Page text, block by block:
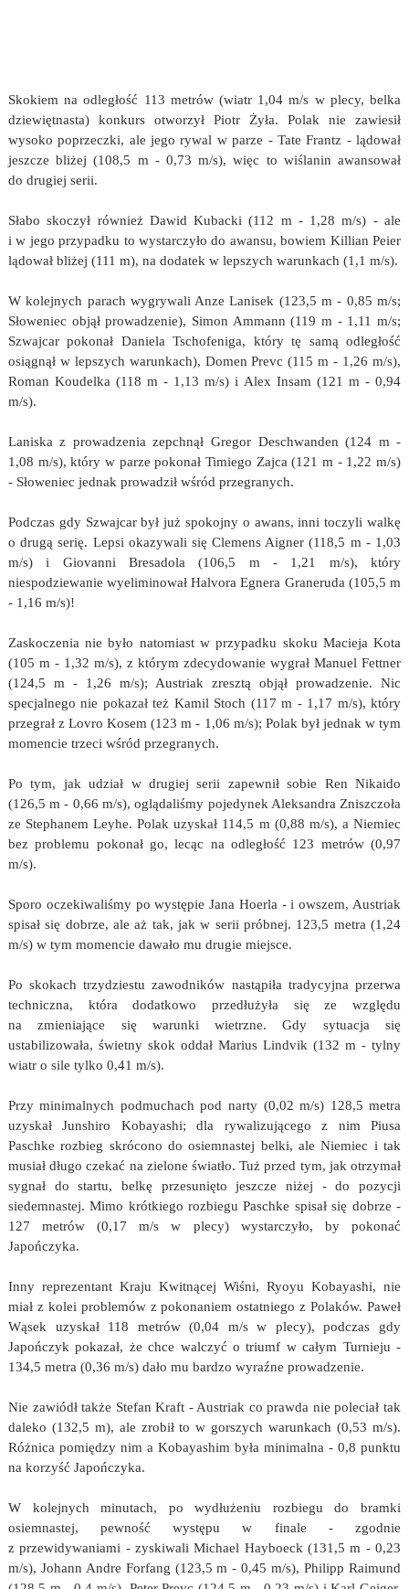
Skokiem na odległość 113 metrów (wiatr 1,04 m/s w plecy, belka
dziewiętnasta) konkurs otworzył Piotr Żyła. Polak nie zawiesił
wysoko poprzeczki, ale jego rywal w parze - Tate Frantz - lądował
jeszcze bliżej (108,5 m - 0,73 m/s), więc to wiślanin awansował
do drugiej serii.
Słabo skoczył również Dawid Kubacki (112 m - 1,28 m/s) - ale
i w jego przypadku to wystarczyło do awansu, bowiem Killian Peier
lądował bliżej (111 m), na dodatek w lepszych warunkach (1,1 m/s).
W kolejnych parach wygrywali Anze Lanisek (123,5 m - 0,85 m/s;
Słoweniec objął prowadzenie), Simon Ammann (119 m - 1,11 m/s;
Szwajcar pokonał Daniela Tschofeniga, który tę samą odległość
osiągnął w lepszych warunkach), Domen Prevc (115 m - 1,26 m/s),
Roman Koudelka (118 m - 1,13 m/s) i Alex Insam (121 m - 0,94
m/s).
Laniska z prowadzenia zepchnął Gregor Deschwanden (124 m -
1,08 m/s), który w parze pokonał Timiego Zajca (121 m - 1,22 m/s)
- Słoweniec jednak prowadził wśród przegranych.
Podczas gdy Szwajcar był już spokojny o awans, inni toczyli walkę
o drugą serię. Lepsi okazywali się Clemens Aigner (118,5 m - 1,03
m/s) i Giovanni Bresadola (106,5 m - 1,21 m/s), który
niespodziewanie wyeliminował Halvora Egnera Graneruda (105,5 m
- 1,16 m/s)!
Zaskoczenia nie było natomiast w przypadku skoku Macieja Kota
(105 m - 1,32 m/s), z którym zdecydowanie wygrał Manuel Fettner
(124,5 m - 1,26 m/s); Austriak zresztą objął prowadzenie. Nic
specjalnego nie pokazał też Kamil Stoch (117 m - 1,17 m/s), który
przegrał z Lovro Kosem (123 m - 1,06 m/s); Polak był jednak w tym
momencie trzeci wśród przegranych.
Po tym, jak udział w drugiej serii zapewnił sobie Ren Nikaido
(126,5 m - 0,66 m/s), oglądaliśmy pojedynek Aleksandra Zniszczoła
ze Stephanem Leyhe. Polak uzyskał 114,5 m (0,88 m/s), a Niemiec
bez problemu pokonał go, lecąc na odległość 123 metrów (0,97
m/s).
Sporo oczekiwaliśmy po występie Jana Hoerla - i owszem, Austriak
spisał się dobrze, ale aż tak, jak w serii próbnej. 123,5 metra (1,24
m/s) w tym momencie dawało mu drugie miejsce.
Po skokach trzydziestu zawodników nastąpiła tradycyjna przerwa
techniczna, która dodatkowo przedłużyła się ze względu
na zmieniające się warunki wietrzne. Gdy sytuacja się
ustabilizowała, świetny skok oddał Marius Lindvik (132 m - tylny
wiatr o sile tylko 0,41 m/s).
Przy minimalnych podmuchach pod narty (0,02 m/s) 128,5 metra
uzyskał Junshiro Kobayashi; dla rywalizującego z nim Piusa
Paschke rozbieg skrócono do osiemnastej belki, ale Niemiec i tak
musiał długo czekać na zielone światło. Tuż przed tym, jak otrzymał
sygnał do startu, belkę przesunięto jeszcze niżej - do pozycji
siedemnastej. Mimo krótkiego rozbiegu Paschke spisał się dobrze -
127 metrów (0,17 m/s w plecy) wystarczyło, by pokonać
Japończyka.
Inny reprezentant Kraju Kwitnącej Wiśni, Ryoyu Kobayashi, nie
miał z kolei problemów z pokonaniem ostatniego z Polaków. Paweł
Wąsek uzyskał 118 metrów (0,04 m/s w plecy), podczas gdy
Japończyk pokazał, że chce walczyć o triumf w całym Turnieju -
134,5 metra (0,36 m/s) dało mu bardzo wyraźne prowadzenie.
Nie zawiódł także Stefan Kraft - Austriak co prawda nie poleciał tak
daleko (132,5 m), ale zrobił to w gorszych warunkach (0,53 m/s).
Różnica pomiędzy nim a Kobayashim była minimalna - 0,8 punktu
na korzyść Japończyka.
W kolejnych minutach, po wydłużeniu rozbiegu do bramki
osiemnastej, pewność występu w finale - zgodnie
z przewidywaniami - zyskiwali Michael Hayboeck (131,5 m - 0,23
m/s), Johann Andre Forfang (123,5 m - 0,45 m/s), Philipp Raimund